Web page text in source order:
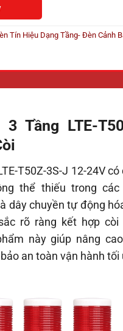
Tín Hiệu Dạng Tầng- Đèn Cảnh
Tầng LTE-
T50Z-3S-J 12-24V
thể thiếu trong các
dây chuyền tự động
rõ ràng kết hợp còi
này giúp nâng
an toàn vận hành tối